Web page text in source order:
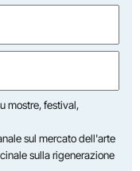
mostre, festival,
sul mercato dell'arte
sulla rigenerazione